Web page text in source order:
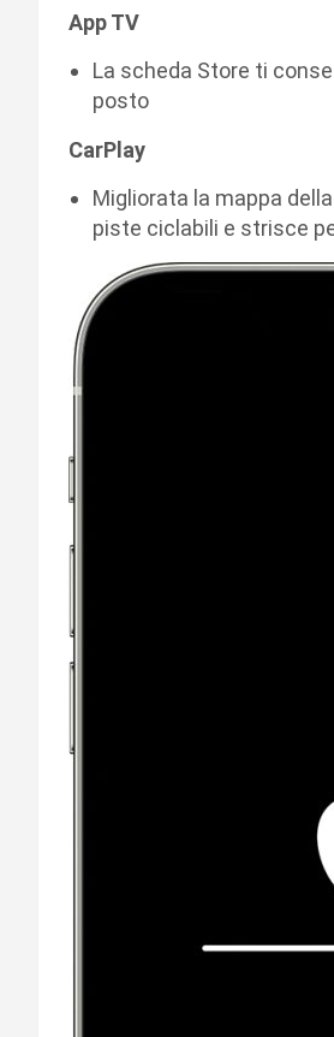
App TV
La scheda Store ti
posto
CarPlay
Migliorata la mappa
piste ciclabili e strisce